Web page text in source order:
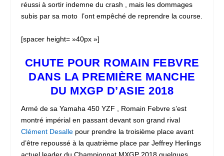
réussi à sortir indemne du crash , mais les dommages
subis par sa moto l’ont empêché de reprendre la course.
[spacer height= »40px »]
CHUTE POUR ROMAIN FEBVRE
DANS LA PREMIÈRE MANCHE
DU MXGP D’ASIE 2018
Armé de sa Yamaha 450 YZF , Romain Febvre s’est
montré impérial en passant devant son grand rival
Clément Desalle pour prendre la troisième place avant
d’être repoussé à la quatrième place par Jeffrey Herlings